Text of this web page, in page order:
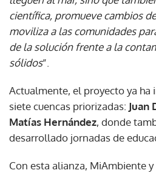
científica, promueve cambios
moviliza a las comunidades
de la solución frente a la
sólidos”.
Actualmente, el proyecto ya ha
siete cuencas priorizadas: Juan
Matías Hernández, donde
desarrollado jornadas de
Con esta alianza, MiAmbiente